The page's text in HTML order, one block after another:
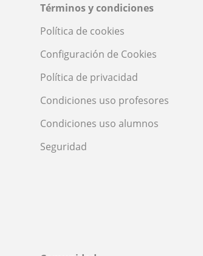
Términos y condiciones
Política de cookies
Configuración de Cookies
Política de privacidad
Condiciones uso profesores
Condiciones uso alumnos
Seguridad